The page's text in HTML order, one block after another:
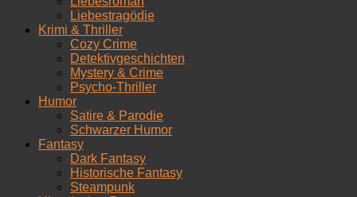
Liebestragödie
Krimi & Thriller
Cozy Crime
Detektivgeschichten
Mystery & Crime
Psycho-Thriller
Humor
Satire & Parodie
Schwarzer Humor
Fantasy
Dark Fantasy
Historische Fantasy
Steampunk